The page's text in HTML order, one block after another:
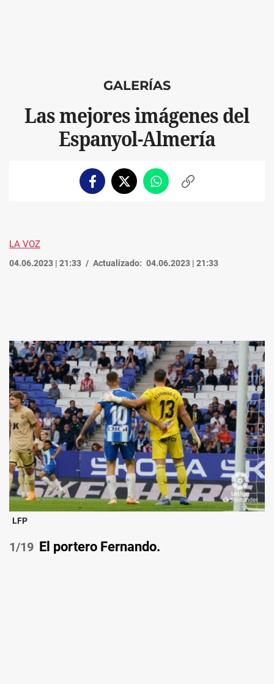
GALERÍAS
Las mejores imágenes del
Espanyol-Almería
FacebookTwitterWhatsappCopiar
LA VOZ
04.06.2023 | 21:33 Actualizado: 04.06.2023 | 21:33
LFP
/19 El portero Fernando.